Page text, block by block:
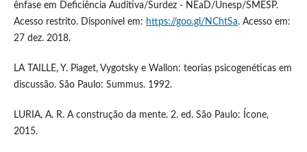
ênfase em Deficiência Auditiva/Surdez - NEaD/Unesp/SMESP.
Acesso restrito. Disponível em: https://goo.gl/NChtSa. Acesso em:
27 dez. 2018.
LA TAILLE, Y. Piaget, Vygotsky e Wallon: teorias psicogenéticas em
discussão. São Paulo: Summus. 1992.
LURIA, A. R. A construção da mente. 2. ed. São Paulo: Ícone,
2015.